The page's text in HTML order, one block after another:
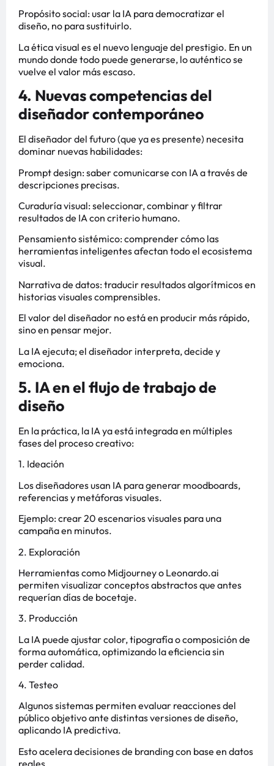
Propósito social: usar la IA para democratizar el
diseño, no para sustituirlo.
La ética visual es el nuevo lenguaje del prestigio. En un
mundo donde todo puede generarse, lo auténtico se
vuelve el valor más escaso.
4. Nuevas competencias del
diseñador contemporáneo
El diseñador del futuro (que ya es presente) necesita
dominar nuevas habilidades:
Prompt design: saber comunicarse con IA a través de
descripciones precisas.
Curaduría visual: seleccionar, combinar y filtrar
resultados de IA con criterio humano.
Pensamiento sistémico: comprender cómo las
herramientas inteligentes afectan todo el ecosistema
visual.
Narrativa de datos: traducir resultados algorítmicos en
historias visuales comprensibles.
El valor del diseñador no está en producir más rápido,
sino en pensar mejor.
La IA ejecuta; el diseñador interpreta, decide y
emociona.
5. IA en el flujo de trabajo de
diseño
En la práctica, la IA ya está integrada en múltiples
fases del proceso creativo:
1. Ideación
Los diseñadores usan IA para generar moodboards,
referencias y metáforas visuales.
Ejemplo: crear 20 escenarios visuales para una
campaña en minutos.
2. Exploración
Herramientas como Midjourney o Leonardo.ai
permiten visualizar conceptos abstractos que antes
requerían días de bocetaje.
3. Producción
La IA puede ajustar color, tipografía o composición de
forma automática, optimizando la eficiencia sin
perder calidad.
4. Testeo
Algunos sistemas permiten evaluar reacciones del
público objetivo ante distintas versiones de diseño,
aplicando IA predictiva.
Esto acelera decisiones de branding con base en datos
reales.